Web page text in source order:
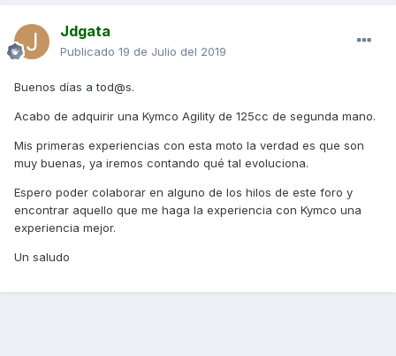
Jdgata
Publicado 19 de Julio del 2019
Buenos días a tod@s.
Acabo de adquirir una Kymco Agility de 125cc de segunda mano.
Mis primeras experiencias con esta moto la verdad es que son
muy buenas, ya iremos contando qué tal evoluciona.
Espero poder colaborar en alguno de los hilos de este foro y
encontrar aquello que me haga la experiencia con Kymco una
experiencia mejor.
Un saludo